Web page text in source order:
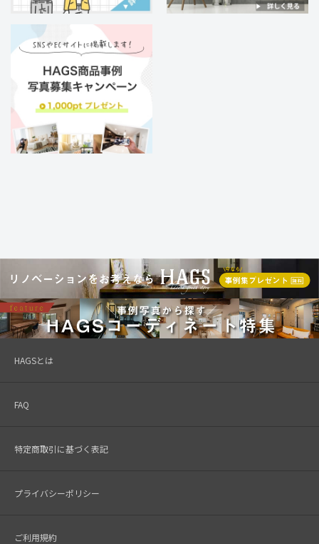
HAGSとは
FAQ
特定商取引に基づく表記
プライバシーポリシー
ご利用規約